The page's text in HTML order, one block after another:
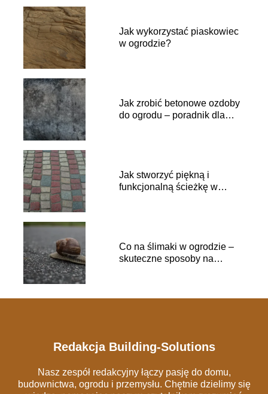
Jak wykorzystać piaskowiec
w ogrodzie?
Jak zrobić betonowe ozdoby
do ogrodu – poradnik dla
Jak stworzyć piękną i
funkcjonalną ścieżkę w
Co na ślimaki w ogrodzie –
skuteczne sposoby na
Redakcja Building-Solutions
Nasz zespół redakcyjny łączy pasję do domu,
budownictwa, ogrodu i przemysłu. Chętnie dzielimy się